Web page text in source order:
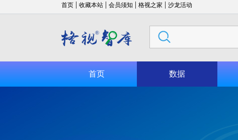
首页 | 收藏本站 | 会员须知 | 格视之家 | 沙龙活动
首页 数据